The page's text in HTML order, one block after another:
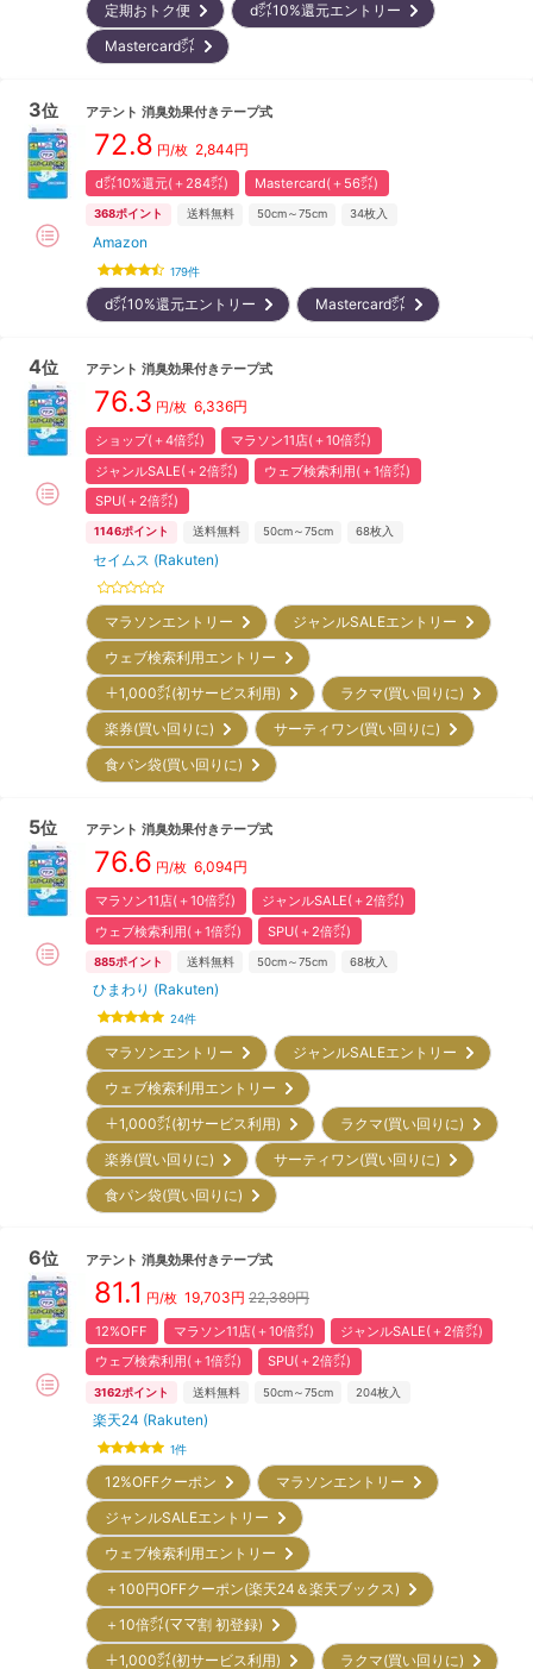
定期おトク便
d㌽10%還元エントリー
Mastercard㌽
3位 アテント 消臭効果付きテープ式
72.8 円/枚 2,844円
d㌽10%還元(＋284㌽) Mastercard(＋56㌽)
368ポイント 送料無料 50cm～75cm 34枚入
Amazon
179件
d㌽10%還元エントリー Mastercard㌽
4位 アテント 消臭効果付きテープ式
76.3 円/枚 6,336円
ショップ(＋4倍㌽)
マラソン11店(＋10倍㌽)
ジャンルSALE(＋2倍㌽)
ウェブ検索利用(＋1倍㌽)
SPU(＋2倍㌽)
1146ポイント 送料無料 50cm～75cm 68枚入
セイムス (Rakuten)
マラソンエントリー
ジャンルSALEエントリー
ウェブ検索利用エントリー
＋1,000㌽(初サービス利用)
ラクマ(買い回りに)
楽券(買い回りに)
サーティワン(買い回りに)
食パン袋(買い回りに)
5位 アテント 消臭効果付きテープ式
76.6 円/枚 6,094円
マラソン11店(＋10倍㌽)
ジャンルSALE(＋2倍㌽)
ウェブ検索利用(＋1倍㌽)
SPU(＋2倍㌽)
885ポイント 送料無料 50cm～75cm 68枚入
ひまわり (Rakuten)
24件
マラソンエントリー
ジャンルSALEエントリー
ウェブ検索利用エントリー
＋1,000㌽(初サービス利用)
ラクマ(買い回りに)
楽券(買い回りに)
サーティワン(買い回りに)
食パン袋(買い回りに)
6位 アテント 消臭効果付きテープ式
81.1 円/枚 19,703円 22,389円
12%OFF マラソン11店(＋10倍㌽)
ジャンルSALE(＋2倍㌽)
ウェブ検索利用(＋1倍㌽)
SPU(＋2倍㌽)
3162ポイント 送料無料 50cm～75cm 204枚入
楽天24 (Rakuten)
1件
12%OFFクーポン
マラソンエントリー
ジャンルSALEエントリー
ウェブ検索利用エントリー
＋100円OFFクーポン(楽天24＆楽天ブックス)
＋10倍㌽(ママ割 初登録)
＋1,000㌽(初サービス利用)
ラクマ(買い回りに)